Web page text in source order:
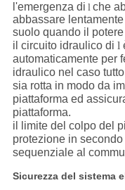
l'emergenza di l che
abbassare
suolo quando il
il circuito idraulico di l
automaticamente per
idraulico nel caso
sia rotta in modo da
piattaforma ed
piattaforma.
il limite del colpo del
protezione in
sequenziale al
Sicurezza del sistema